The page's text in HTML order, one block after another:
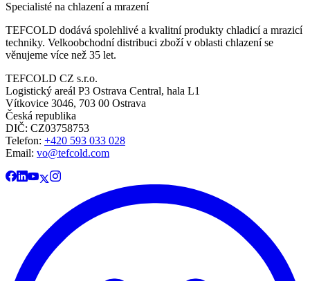
Specialisté na chlazení a mrazení
TEFCOLD dodává spolehlivé a kvalitní produkty chladicí a mrazicí
techniky. Velkoobchodní distribuci zboží v oblasti chlazení se
věnujeme více než 35 let.
TEFCOLD CZ s.r.o.
Logistický areál P3 Ostrava Central, hala L1
Vítkovice 3046, 703 00 Ostrava
Česká republika
DIČ: CZ03758753​​​​​​
Telefon: +420 593 033 028
Email: vo@tefcold.com